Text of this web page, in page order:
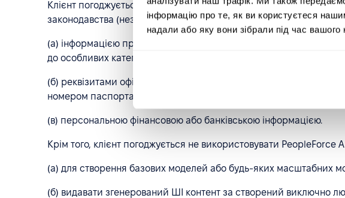
інформацію про те, як ви користуєтеся
надали або яку вони зібрали під час
Клієнт погоджується не надавати жодних Вхідних даних до
законодавства (незалежно від того, було це зроблено свідомо
(а) інформацією про стан здоров’я, що є конфіденційною
до особливих категорій — зокрема, даними про здоров’я,
(б) реквізитами офіційних документів, що посвідчують особу,
номером паспорта, номером ID-картки, закордонного
(в) персональною фінансовою або банківською інформацією.
Крім того, клієнт погоджується не використовувати PeopleForce
(а) для створення базових моделей або будь-яких масштабних
(б) видавати згенерований ШІ контент за створений виключно